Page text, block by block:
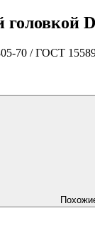
70 / ГОСТ